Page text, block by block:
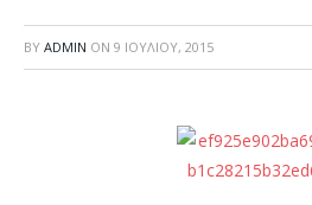
BY ADMIN ON 9 ΙΟΥΛΊΟΥ, 2015